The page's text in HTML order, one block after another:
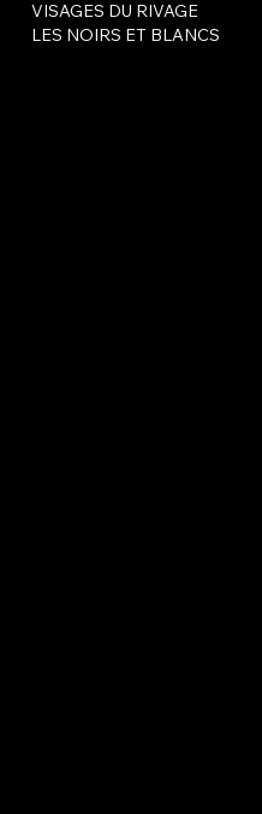
VISAGES DU RIVAGE
LES NOIRS ET BLANCS